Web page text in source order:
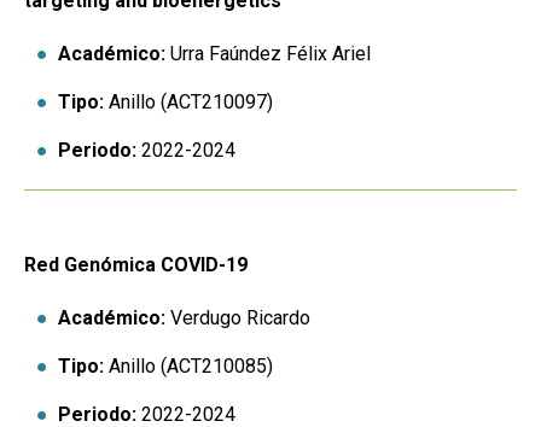
Académico: Urra Faúndez Félix Ariel
Tipo: Anillo (ACT210097)
Periodo: 2022-2024
Red Genómica COVID-19
Académico: Verdugo Ricardo
Tipo: Anillo (ACT210085)
Periodo: 2022-2024